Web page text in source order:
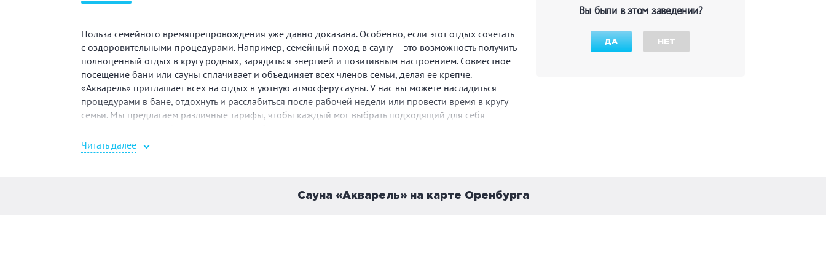
Польза семейного времяпрепровождения уже давно доказана. Особенно, если этот отдых сочетать
с оздоровительными процедурами. Например, семейный поход в сауну — это возможность получить
полноценный отдых в кругу родных, зарядиться энергией и позитивным настроением. Совместное
посещение бани или сауны сплачивает и объединяет всех членов семьи, делая ее крепче.
«Акварель» приглашает всех на отдых в уютную атмосферу сауны. У нас вы можете насладиться
процедурами в бане, отдохнуть и расслабиться после рабочей недели или провести время в кругу
семьи. Мы предлагаем различные тарифы, чтобы каждый мог выбрать подходящий для себя
найти оптимальное время для отдыха. Дети до 5 лет могут посещать сауну бесплатно, а пожилым
людям предоставляется скидка на входной билет. «Акварель» — это не только место для отдыха, но
Читать далее
Вы были в этом заведении?
ДА НЕТ
Сауна «Акварель» на карте Оренбурга